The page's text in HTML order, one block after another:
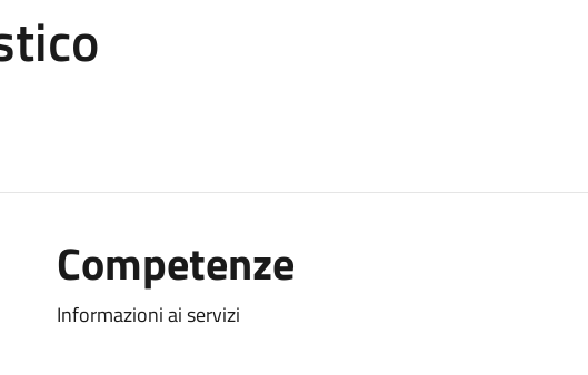
Competenze
Informazioni ai servizi